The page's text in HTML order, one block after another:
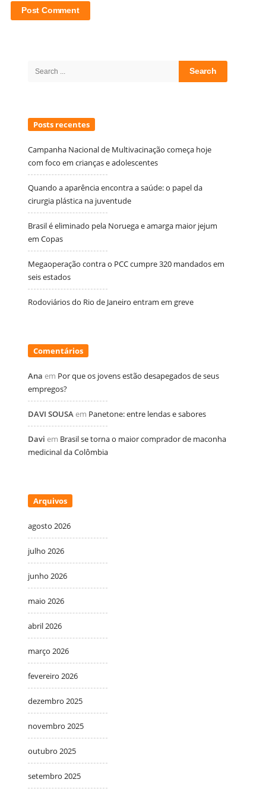
Search
Posts recentes
Campanha Nacional de Multivacinação começa hoje
com foco em crianças e adolescentes
Quando a aparência encontra a saúde: o papel da
cirurgia plástica na juventude
Brasil é eliminado pela Noruega e amarga maior jejum
em Copas
Megaoperação contra o PCC cumpre 320 mandados em
seis estados
Rodoviários do Rio de Janeiro entram em greve
Comentários
Ana em Por que os jovens estão desapegados de seus
empregos?
DAVI SOUSAem Panetone: entre lendas e sabores
Davi em Brasil se torna o maior comprador de maconha
medicinal da Colômbia
Arquivos
agosto 2026
julho 2026
junho 2026
maio 2026
abril 2026
março 2026
fevereiro 2026
dezembro 2025
novembro 2025
outubro 2025
setembro 2025